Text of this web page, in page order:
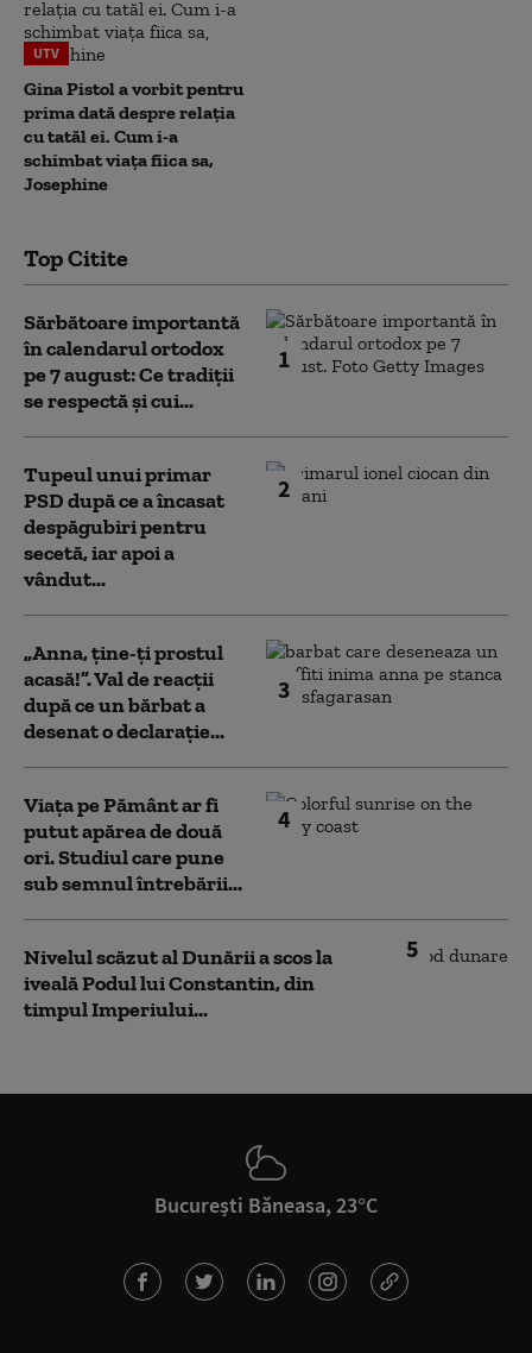
UTV
Gina Pistol a vorbit pentru
prima dată despre relația
cu tatăl ei. Cum i-a
schimbat viața fiica sa,
Josephine
Top Citite
1
Sărbătoare importantă
în calendarul ortodox
pe 7 august: Ce tradiții
se respectă și cui...
2
Tupeul unui primar
PSD după ce a încasat
despăgubiri pentru
secetă, iar apoi a
vândut...
3
„Anna, ţine-ţi prostul
acasă!”. Val de reacții
după ce un bărbat a
desenat o declarație...
4
Viața pe Pământ ar fi
putut apărea de două
ori. Studiul care pune
sub semnul întrebării...
5
Nivelul scăzut al Dunării a scos la
iveală Podul lui Constantin, din
timpul Imperiului...
București Băneasa, 23°C